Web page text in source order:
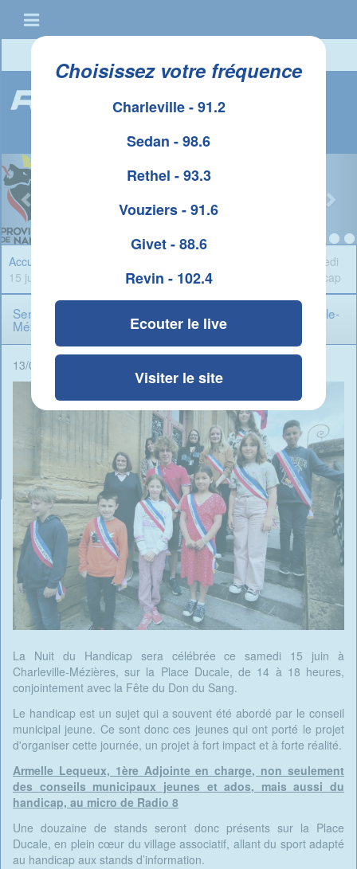
Choisissez votre fréquence
Charleville - 91.2
Sedan - 98.6
Rethel - 93.3
Vouziers - 91.6
Givet - 88.6
Revin - 102.4
Ecouter le live
Visiter le site
Accueil
» Sensibilisation au handicap ce samedi
15 juin à Charleville-Mézières, à l'occasion de la Nuit du Handicap
Sensibilisation au handicap ce samedi 15 juin à Charleville-
Mézières, à l'occasion de la Nuit du Handicap
13/06/2024 - 09:02 -
La Nuit du Handicap sera célébrée ce samedi 15 juin à
Charleville-Mézières, sur la Place Ducale, de 14 à 18 heures,
conjointement avec la Fête du Don du Sang.
Le handicap est un sujet qui a souvent été abordé par le conseil
municipal jeune. Ce sont donc ces jeunes qui ont porté le projet
d'organiser cette journée, un projet à fort impact et à forte réalité.
Armelle Lequeux, 1ère Adjointe en charge, non seulement
des conseils municipaux jeunes et ados, mais aussi du
handicap, au micro de Radio 8
Une douzaine de stands seront donc présents sur la Place
Ducale, en plein cœur du village associatif, allant du sport adapté
au handicap aux stands d’information.